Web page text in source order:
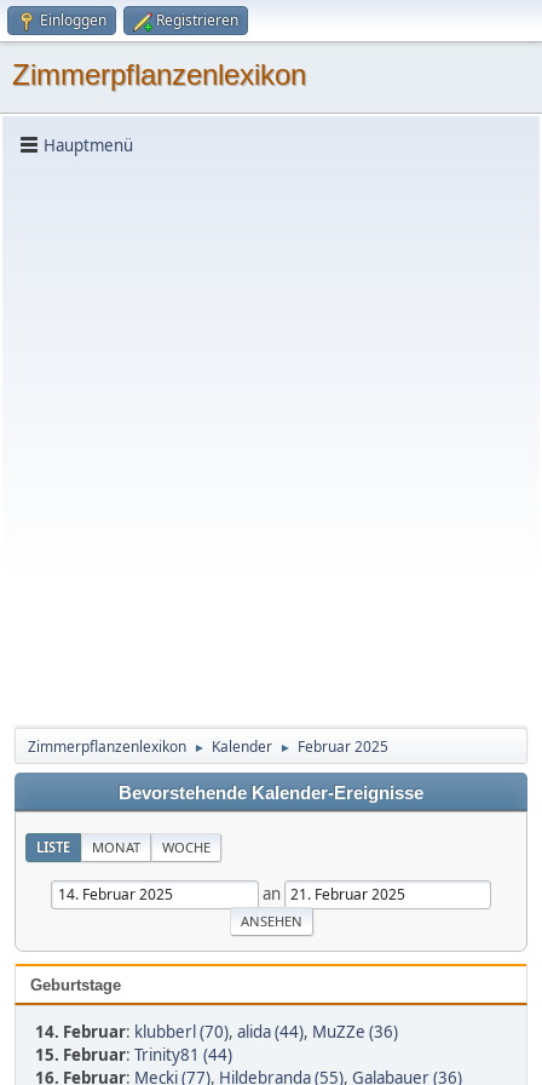
Einloggen Registrieren
Zimmerpflanzenlexikon
Hauptmenü
Zimmerpflanzenlexikon ► Kalender ► Februar 2025
Bevorstehende Kalender-Ereignisse
LISTE MONAT WOCHE
an
Geburtstage
14. Februar: klubberl (70), alida (44), MuZZe (36)
15. Februar: Trinity81 (44)
16. Februar: Mecki (77), Hildebranda (55), Galabauer (36)